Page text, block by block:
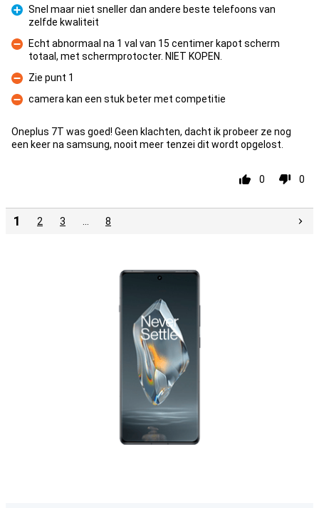
Pluspunt
Snel maar niet sneller dan andere beste telefoons van
zelfde kwaliteit
Minpunt
Echt abnormaal na 1 val van 15 centimer kapot scherm
totaal, met schermprotocter. NIET KOPEN.
Minpunt
Zie punt 1
Minpunt
camera kan een stuk beter met competitie
Oneplus 7T was goed! Geen klachten, dacht ik probeer ze nog
een keer na samsung, nooit meer tenzei dit wordt opgelost.
0 0
1 2 3 8